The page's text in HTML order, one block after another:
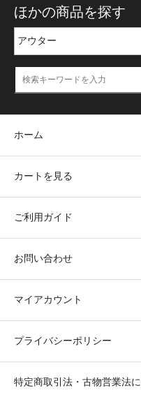
ほかの商品を探す
ホーム
カートを見る
ご利用ガイド
お問い合わせ
マイアカウント
プライバシーポリシー
特定商取引法・古物営業法